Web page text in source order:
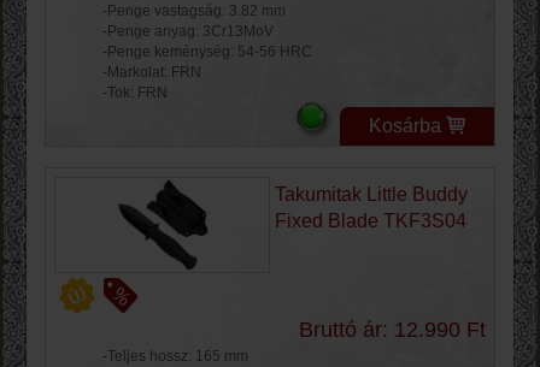
-Penge vastagság: 3.82 mm
-Penge anyag: 3Cr13MoV
-Penge keménység: 54-56 HRC
-Markolat: FRN
-Tok: FRN
Kosárba
Takumitak Little Buddy
Fixed Blade TKF3S04
Bruttó ár: 12.990 Ft
-Teljes hossz: 165 mm